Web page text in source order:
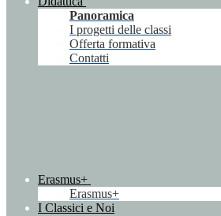
Panoramica
I progetti delle classi
Offerta formativa
Contatti
Erasmus+
Erasmus+
I Classici e Noi